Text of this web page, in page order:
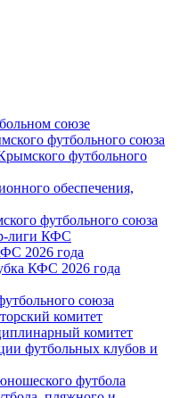
союзе
футбольного союза
футбольного
обеспечения,
футбольного союза
лиги КФС
2026 года
КФС 2026 года
союза
комитет
комитет
футбольных клубов и
футбола